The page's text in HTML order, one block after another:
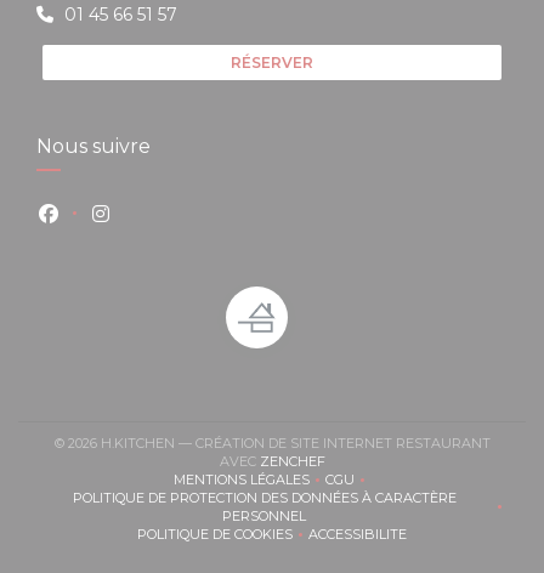
01 45 66 51 57
RÉSERVER
Nous suivre
Facebook ((ouvre une nouvelle fenêtre))
Instagram ((ouvre une nouvelle fenêtre))
© 2026 H.KITCHEN — CRÉATION DE SITE INTERNET RESTAURANT
AVEC ZENCHEF((OUVRE UNE NOUVELLE
MENTIONS LÉGALES((OUVRE UNE NOUVELLE FENÊTRE))
CGU((OUVRE UNE NOUVELLE
POLITIQUE DE PROTECTION DES DONNÉES À CARACTÈRE
PERSONNEL((OUVRE UNE NOUVELLE FENÊTRE))
POLITIQUE DE COOKIES((OUVRE UNE NOUVELLE FENÊTRE))
ACCESSIBILITE((OUVRE UNE NOUVELLE